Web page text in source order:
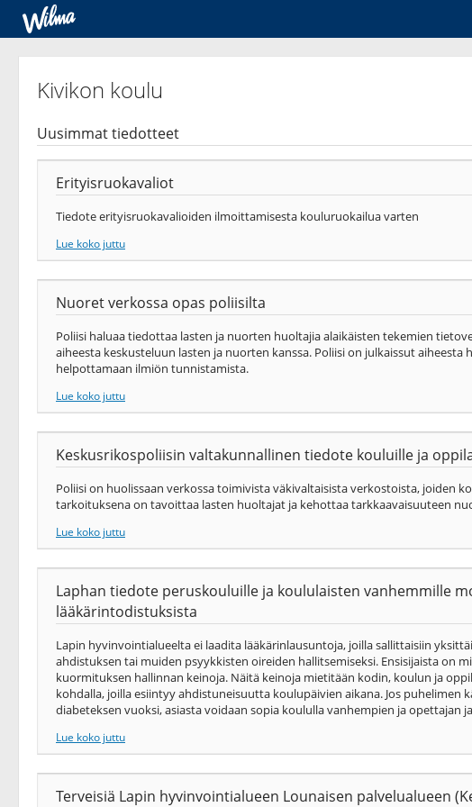
Kivikon koulu
Uusimmat tiedotteet
Erityisruokavaliot
Tiedote erityisruokavalioiden ilmoittamisesta kouluruokailua varten
Lue koko juttu
Nuoret verkossa opas poliisilta
Poliisi haluaa tiedottaa lasten ja nuorten huoltajia alaikäisten tekemien
aiheesta keskusteluun lasten ja nuorten kanssa. Poliisi on julkaissut
helpottamaan ilmiön tunnistamista.
Lue koko juttu
Keskusrikospoliisin valtakunnallinen tiedote kouluille ja
Poliisi on huolissaan verkossa toimivista väkivaltaisista verkostoista, joiden
tarkoituksena on tavoittaa lasten huoltajat ja kehottaa tarkkaavaisuuteen
Lue koko juttu
Laphan tiedote peruskouluille ja koululaisten vanhemmille
lääkärintodistuksista
Lapin hyvinvointialueelta ei laadita lääkärinlausuntoja, joilla sallittaisiin
ahdistuksen tai muiden psyykkisten oireiden hallitsemiseksi. Ensisijaista on
kuormituksen hallinnan keinoja. Näitä keinoja mietitään kodin, koulun ja
kohdalla, joilla esiintyy ahdistuneisuutta koulupäivien aikana. Jos
diabeteksen vuoksi, asiasta voidaan sopia koululla vanhempien ja opettajan
Lue koko juttu
Terveisiä Lapin hyvinvointialueen Lounaisen palvelualueen